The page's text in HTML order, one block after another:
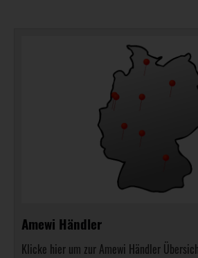
Amewi Händler
Klicke hier um zur Amewi Händler